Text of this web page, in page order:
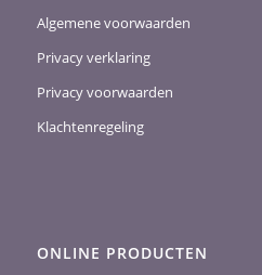
Algemene voorwaarden
Privacy verklaring
Privacy voorwaarden
Klachtenregeling
ONLINE PRODUCTEN